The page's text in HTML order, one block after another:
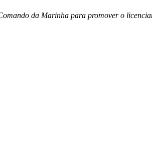
da Marinha para promover o